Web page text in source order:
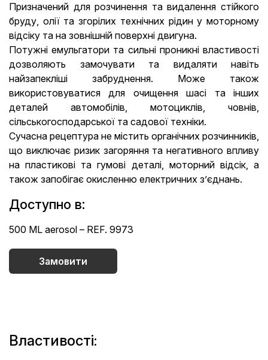
Призначений для розчинення та видалення стійкого
бруду, олії та згорілих технічних рідин у моторному
відсіку та на зовнішній поверхні двигуна.
Потужні емульгатори та сильні проникні властивості
дозволяють замочувати та видаляти навіть
найзапекліші забруднення. Може також
використовуватися для очищення шасі та інших
деталей автомобілів, мотоциклів, човнів,
сільськогосподарської та садової техніки.
Сучасна рецептура не містить органічних розчинників,
що виключає ризик загоряння та негативного впливу
на пластикові та гумові деталі, моторний відсік, а
також запобігає окисленню електричних з’єднань.
Доступно в:
500 ML aerosol – REF. 9973
Замовити
Властивості: